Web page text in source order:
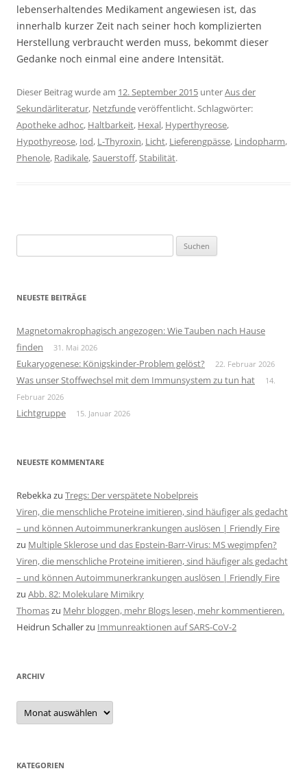
lebenserhaltendes Medikament angewiesen ist, das
innerhalb kurzer Zeit nach seiner hoch komplizierten
Herstellung verbraucht werden muss, bekommt dieser
Gedanke noch einmal eine andere Intensität.
Dieser Beitrag wurde am 12. September 2015 unterAus der
Sekundärliteratur, Netzfundeveröffentlicht. Schlagwörter:
Apotheke adhoc, Haltbarkeit, Hexal, Hyperthyreose,
Hypothyreose, Iod, L-Thyroxin, Licht, Lieferengpässe, Lindopharm,
Phenole, Radikale,Sauerstoff,Stabilität.
nach:
NEUESTE BEITRÄGE
Magnetomakrophagisch angezogen: Wie Tauben nach Hause
finden
31. Mai 2026
Eukaryogenese: Königskinder-Problem gelöst? 22. Februar 2026
Was unser Stoffwechsel mit dem Immunsystem zu tun hat
14.
Februar 2026
Lichtgruppe 15. Januar 2026
NEUESTE KOMMENTARE
Rebekkazu Tregs: Der verspätete Nobelpreis
Viren, die menschliche Proteine imitieren, sind häufiger als gedacht
– und können Autoimmunerkrankungen auslösen | Friendly Fire
zu Multiple Sklerose und das Epstein-Barr-Virus: MS wegimpfen?
Viren, die menschliche Proteine imitieren, sind häufiger als gedacht
– und können Autoimmunerkrankungen auslösen | Friendly Fire
zu Abb. 82: Molekulare Mimikry
Thomaszu Mehr bloggen, mehr Blogs lesen, mehr kommentieren.
Heidrun Schallerzu Immunreaktionen auf SARS-CoV-2
ARCHIV
Archiv
KATEGORIEN